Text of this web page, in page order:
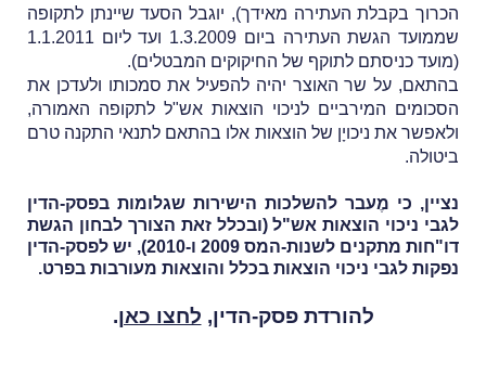
הכרוך בקבלת העתירה מאידך), יוגבל הסעד שיינתן לתקופה
שממועד הגשת העתירה ביום 1.3.2009 ועד ליום 1.1.2011
(מועד כניסתם לתוקף של החיקוקים המבטלים).
בהתאם, על שר האוצר יהיה להפעיל את סמכותו ולעדכן את
הסכומים המירביים לניכוי הוצאות אש"ל לתקופה האמורה,
ולאפשר את ניכויָן של הוצאות אלו בהתאם לתנאי התקנה טרם
ביטולה.
נציין, כי מֶעבר להשלכות הישירות שגלומות בפסק-הדין
לגבי ניכוי הוצאות אש"ל (ובכלל זאת הצורך לבחון הגשת
דו"חות מתקנים לשנות-המס 2009 ו-2010), יש לפסק-הדין
נפקות לגבי ניכוי הוצאות בכלל והוצאות מעורבות בפרט.
להורדת פסק-הדין, לחצו כאן.